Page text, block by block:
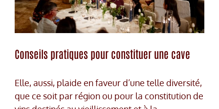
Conseils pratiques pour constituer une cave
Elle, aussi, plaide en faveur d’une telle diversité,
que ce soit par région ou pour la constitution de